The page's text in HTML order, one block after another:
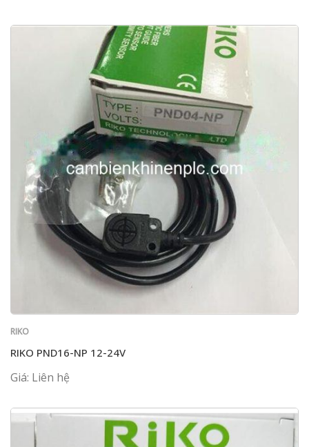
RIKO
RIKO PND16-NP 12-24V
Giá: Liên hệ